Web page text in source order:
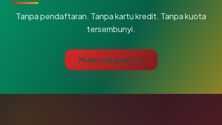
Tanpa pendaftaran. Tanpa kartu kredit. Tanpa kuota
tersembunyi.
Mulai cek gratis →